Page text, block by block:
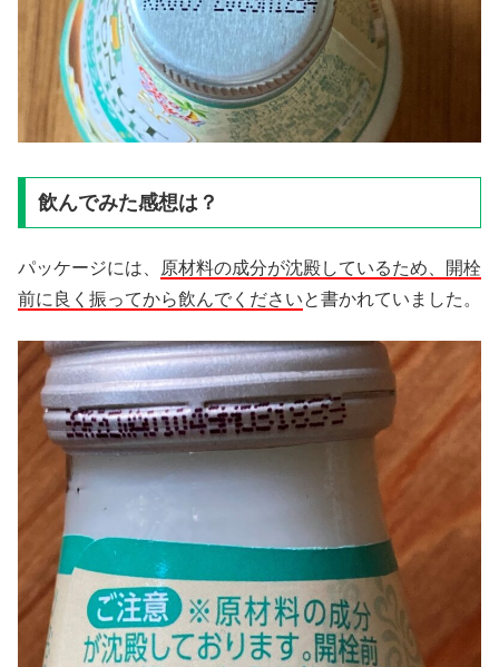
飲んでみた感想は？
パッケージには、 原材料の成分が沈殿しているため、開栓
前に良く振ってから飲んでくださいと書かれていました。